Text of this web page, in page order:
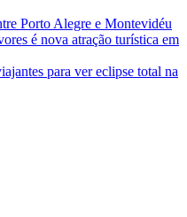
Porto Alegre e Montevidéu
é nova atração turística em
para ver eclipse total na